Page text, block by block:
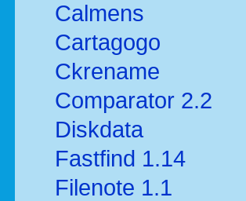
Calmens
Cartagogo
Ckrename
Comparator 2.2
Diskdata
Fastfind 1.14
Filenote 1.1